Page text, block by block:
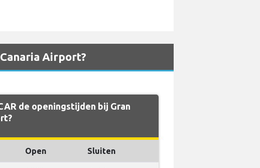
Airport?
de openingstijden bij Gran
Open Sluiten